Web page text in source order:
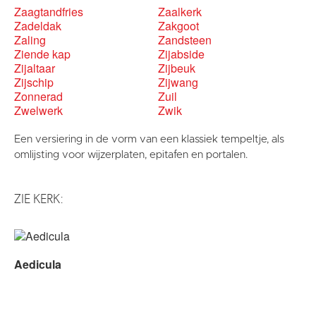
Zaagtandfries
Zaalkerk
Zadeldak
Zakgoot
Zaling
Zandsteen
Ziende kap
Zijabside
Zijaltaar
Zijbeuk
Zijschip
Zijwang
Zonnerad
Zuil
Zwelwerk
Zwik
Een versiering in de vorm van een klassiek tempeltje, als
omlijsting voor wijzerplaten, epitafen en portalen.
ZIE KERK:
Aedicula